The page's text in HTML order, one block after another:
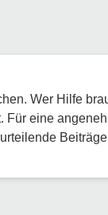
Wer Hilfe
eine